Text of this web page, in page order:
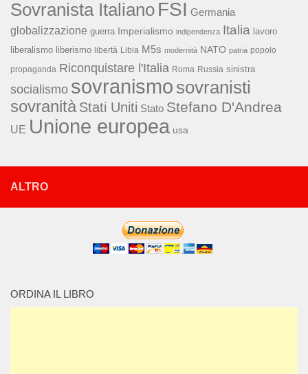
Sovranista Italiano FSI Germania
globalizzazione guerra Imperialismo indipendenza Italia lavoro
liberalismo liberismo libertà Libia M5s modernità NATO patria popolo
propaganda Riconquistare l'Italia Roma Russia sinistra
socialismo sovranismo sovranisti
sovranità Stati Uniti Stato Stefano D'Andrea
UE Unione europea usa
ALTRO
ORDINA IL LIBRO